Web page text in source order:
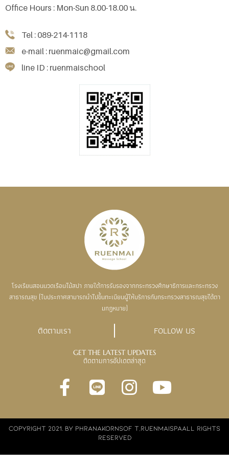
Office Hours : Mon-Sun 8.00-18.00 น.
Tel : 089-214-1118
e-mail : ruenmaic@gmail.com
line ID : ruenmaischool
โรงเรียนสอนนวดเรือนไม้สปา ภายใต้การรับรองจากกระทรวงศึกษาธิการและกระทรวง
สาธารณสุข (ใบประกาศสามารถนำไปขึ้นทะเบียนผู้ให้บริการกับกระทรวงสาธารณสุขได้ตา
มกฏหมาย)
ติดตามเรา FOLLOW US
GET THE LATEST UPDATES
ติดตามการอัปเดตล่าสุด
COPYRIGHT 2021. BY PHRANAKORNSOF T,RUENMAISPAALL RIGHTS
RESERVED